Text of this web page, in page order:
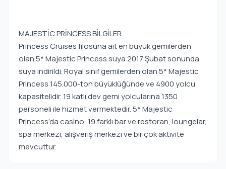
MAJESTİC PRİNCESS BİLGİLER
Princess Cruises filosuna ait en büyük gemilerden
olan 5* Majestic Princess suya 2017 Şubat sonunda
suya indirildi. Royal sınıf gemilerden olan 5* Majestic
Princess 145.000-ton büyüklüğünde ve 4900 yolcu
kapasitelidir. 19 katlı dev gemi yolcularına 1350
personeli ile hizmet vermektedir. 5* Majestic
Princess’da casino, 19 farklı bar ve restoran, loungelar,
spa merkezi, alışveriş merkezi ve bir çok aktivite
mevcuttur.